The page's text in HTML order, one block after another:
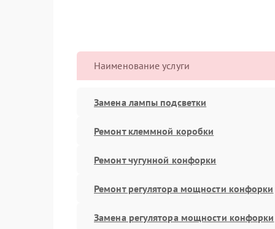
Наименование услуги
Замена лампы подсветки
Ремонт клеммной коробки
Ремонт чугунной конфорки
Ремонт регулятора мощности конфорки
Замена регулятора мощности конфорки